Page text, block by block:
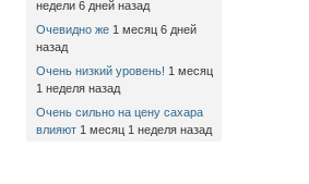
недели 6 дней назад
Очевидно же 1 месяц 6 дней
назад
Очень низкий уровень! 1 месяц
1 неделя назад
Очень сильно на цену сахара
влияют 1 месяц 1 неделя назад